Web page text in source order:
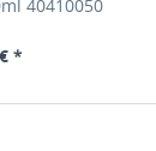
40410050
*